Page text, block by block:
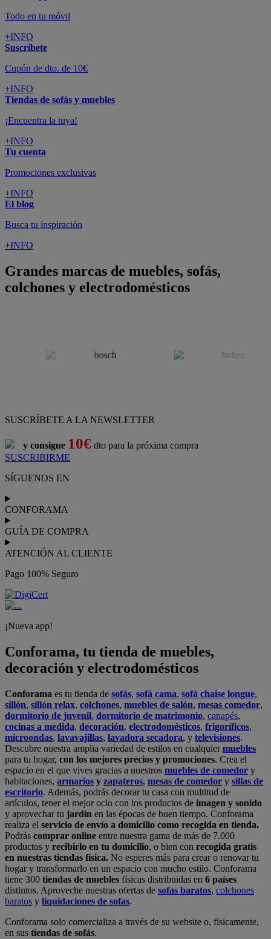
Todo en tu móvil
+INFO
Suscríbete
Cupón de dto. de 10€
+INFO
Tiendas de sofás y muebles
¡Encuentra la tuya!
+INFO
Tu cuenta
Promociones exclusivas
+INFO
El blog
Busca tu inspiración
+INFO
Grandes marcas de muebles, sofás,
colchones y electrodomésticos
SUSCRÍBETE A LA NEWSLETTER
y consigue 10€ dto para la próxima compra
SUSCRIBIRME
SÍGUENOS EN
CONFORAMA
GUÍA DE COMPRA
ATENCIÓN AL CLIENTE
Pago 100% Seguro
¡Nueva app!
Conforama, tu tienda de muebles,
decoración y electrodomésticos
Conforama es tu tienda de sofás, sofá cama, sofá chaise longue,
sillón, sillón relax, colchones, muebles de salón, mesas comedor,
dormitorio de juvenil, dormitorio de matrimonio, canapés,
cocinas a medida, decoración, electrodomésticos, frigoríficos,
microondas, lavavajillas, lavadora secadora, y televisiones.
Descubre nuestra amplia variedad de estilos en cualquiermuebles
para tu hogar, con los mejores precios y promociones. Crea el
espacio en el que vives gracias a nuestros muebles de comedor y
habitaciones, armarios y zapateros, mesas de comedor y sillas de
escritorio. Además, podrás decorar tu casa con multitud de
artículos, tener el mejor ocio con los productos de imagen y sonido
y aprovechar tu jardín en las épocas de buen tiempo. Conforama
realiza el servicio de envío a domicilio como recogida en tienda.
Podrás comprar online entre nuestra gama de más de 7.000
productos y recibirlo en tu domicilio, o bien con recogida gratis
en nuestras tiendas física. No esperes más para crear o renovar tu
hogar y transformarlo en un espacio con mucho estilo. Conforama
tiene 300 tiendas de muebles físicas distribuidas en 6 países
distintos. Aproveche nuestras ofertas de sofas baratos, colchones
baratos y liquidaciones de sofas.
Conforama solo comercializa a través de su website o, físicamente,
en sus tiendas de sofás.